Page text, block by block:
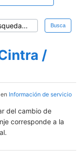
Busca
/
Información de servicio
del cambio de
corresponde a la